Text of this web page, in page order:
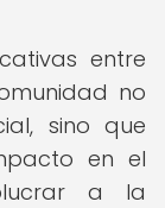
entre
no
sino que
en el
a la